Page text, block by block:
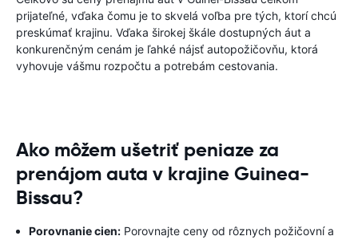
prijateľné, vďaka čomu je to skvelá voľba pre tých, ktorí chcú
preskúmať krajinu. Vďaka širokej škále dostupných áut a
konkurenčným cenám je ľahké nájsť autopožičovňu, ktorá
vyhovuje vášmu rozpočtu a potrebám cestovania.
Ako môžem ušetriť peniaze za
prenájom auta v krajine Guinea-
Bissau?
Porovnanie cien: Porovnajte ceny od rôznych požičovní a